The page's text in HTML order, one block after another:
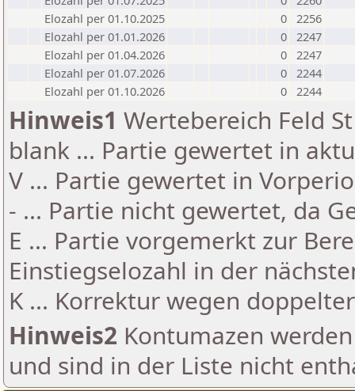
Elozahl per 01.10.2025
0 2256
Elozahl per 01.01.2026
0 2247
Elozahl per 01.04.2026
0 2247
Elozahl per 01.07.2026
0 2244
Elozahl per 01.10.2026
0 2244
Hinweis1 Wertebereich Feld
blank ... Partie gewertet in
V ... Partie gewertet in
- ... Partie nicht gewertet, da
E ... Partie vorgemerkt zur
Einstiegselozahl in der
K ... Korrektur wegen
Hinweis2 Kontumazen
und sind in der Liste nicht